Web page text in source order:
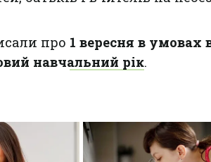
про 1 вересня в умовах
навчальний рік.